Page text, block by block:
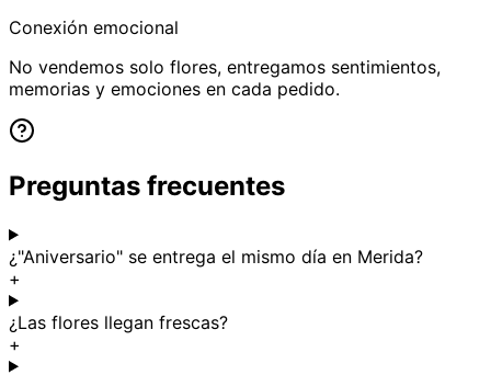
Conexión emocional
No vendemos solo flores, entregamos sentimientos,
memorias y emociones en cada pedido.
Preguntas frecuentes
¿"Aniversario" se entrega el mismo día en Merida?
+
¿Las flores llegan frescas?
+